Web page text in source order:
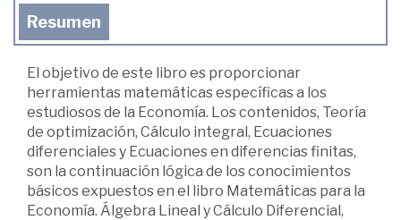
Resumen
El objetivo de este libro es proporcionar
herramientas matemáticas específicas a los
estudiosos de la Economía. Los contenidos, Teoría
de optimización, Cálculo integral, Ecuaciones
diferenciales y Ecuaciones en diferencias finitas,
son la continuación lógica de los conocimientos
básicos expuestos en el libro Matemáticas para la
Economía. Álgebra Lineal y Cálculo Diferencial,